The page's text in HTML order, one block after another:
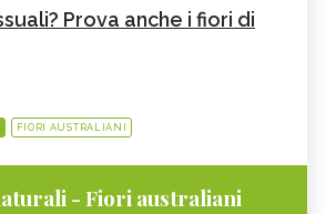
Prova anche i fiori di
FIORI AUSTRALIANI
- Fiori australiani